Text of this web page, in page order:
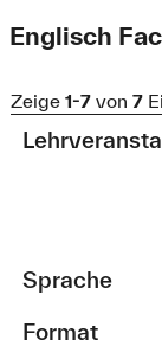
Englisch
Zeige 1-7von 7
Sprache
Format